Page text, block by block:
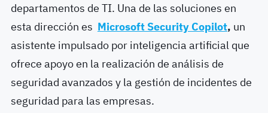
departamentos de TI. Una de las soluciones en
esta dirección es Microsoft Security Copilot, un
asistente impulsado por inteligencia artificial que
ofrece apoyo en la realización de análisis de
seguridad avanzados y la gestión de incidentes de
seguridad para las empresas.